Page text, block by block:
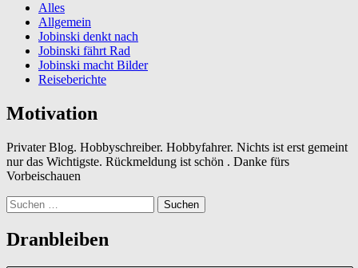
Alles
Allgemein
Jobinski denkt nach
Jobinski fährt Rad
Jobinski macht Bilder
Reiseberichte
Motivation
Privater Blog. Hobbyschreiber. Hobbyfahrer. Nichts ist erst gemeint
nur das Wichtigste. Rückmeldung ist schön . Danke fürs
Vorbeischauen
Suchen
nach:
Dranbleiben